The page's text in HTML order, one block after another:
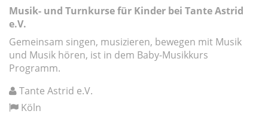
Musik- und Turnkurse für Kinder bei Tante Astrid
e.V.
Gemeinsam singen, musizieren, bewegen mit Musik
und Musik hören, ist in dem Baby-Musikkurs
Programm.
Tante Astrid e.V.
Köln